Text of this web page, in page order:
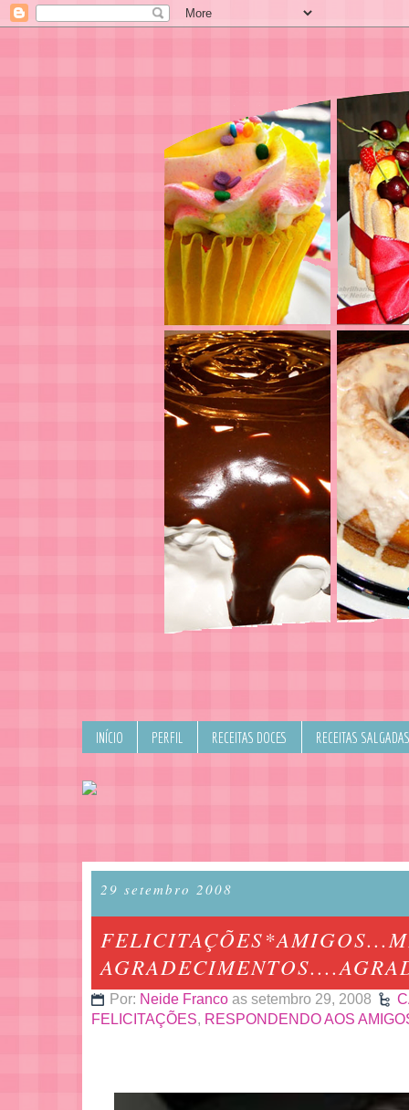
INÍCIO PERFIL RECEITAS DOCES RECEITAS SALGADAS
29 setembro 2008
Por: Neide Franco as setembro 29, 2008
FELICITAÇÕES, RESPONDENDO AOS